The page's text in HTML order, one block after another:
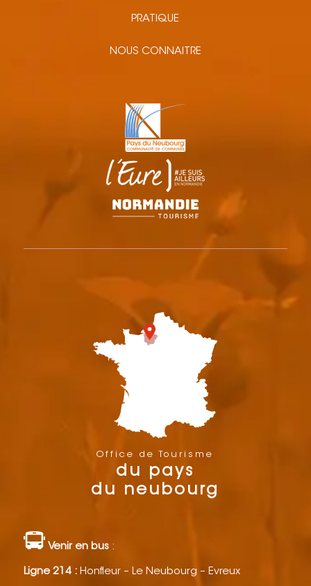
PRATIQUE
NOUS CONNAITRE
Office de Tourisme
du pays
du neubourg
Venir en bus:
Ligne 214 : Honfleur – Le Neubourg – Evreux